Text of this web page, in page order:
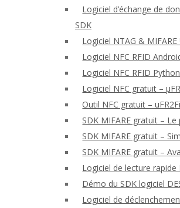
Logiciel d’échange de
SDK
Logiciel NTAG &
Logiciel NFC RFID
Logiciel NFC RFID
Logiciel NFC gratuit –
Outil NFC gratuit –
SDK MIFARE gratuit – Le
SDK MIFARE gratuit –
SDK MIFARE gratuit –
Logiciel de lecture rapide
Démo du SDK logiciel
Logiciel de